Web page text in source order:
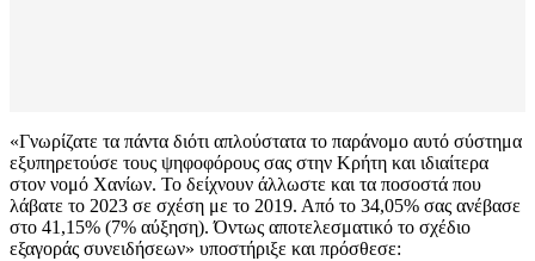
«Γνωρίζατε τα πάντα διότι απλούστατα το παράνομο αυτό σύστημα
εξυπηρετούσε τους ψηφοφόρους σας στην Κρήτη και ιδιαίτερα
στον νομό Χανίων. Το δείχνουν άλλωστε και τα ποσοστά που
λάβατε το 2023 σε σχέση με το 2019. Από το 34,05% σας ανέβασε
στο 41,15% (7% αύξηση). Όντως αποτελεσματικό το σχέδιο
εξαγοράς συνειδήσεων» υποστήριξε και πρόσθεσε: